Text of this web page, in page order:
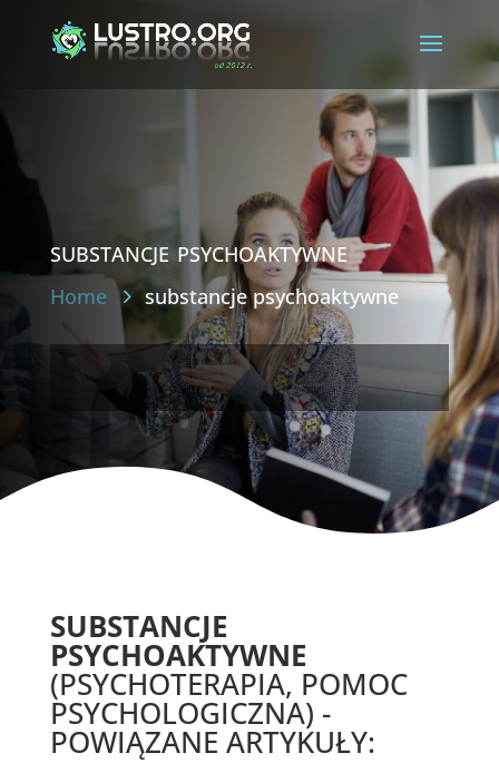
substancje psychoaktywne
Home substancje psychoaktywne
SUBSTANCJE
PSYCHOAKTYWNE
(PSYCHOTERAPIA, POMOC
PSYCHOLOGICZNA) -
POWIĄZANE ARTYKUŁY: